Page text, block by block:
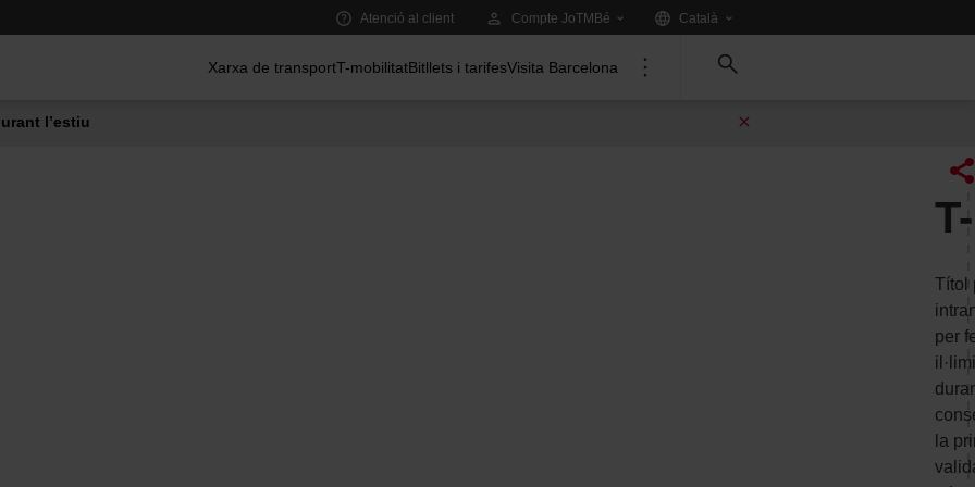
Atenció al client Compte JoTMBé Idioma:
Català
Tria
un
altre
Xarxa de transportT-mobilitatBitllets i tarifesVisita Barcelona
l’estiu
Títol
per
la